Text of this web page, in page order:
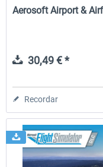
Aerosoft Airport &
30,49 € *
Recordar